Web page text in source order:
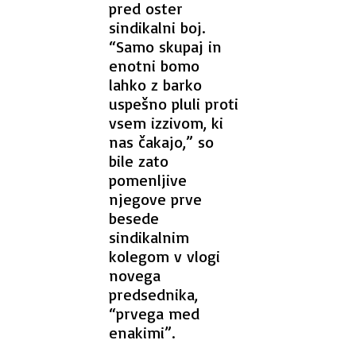
pred oster
sindikalni boj.
“Samo skupaj in
enotni bomo
lahko z barko
uspešno pluli proti
vsem izzivom, ki
nas čakajo,” so
bile zato
pomenljive
njegove prve
besede
sindikalnim
kolegom v vlogi
novega
predsednika,
“prvega med
enakimi”.